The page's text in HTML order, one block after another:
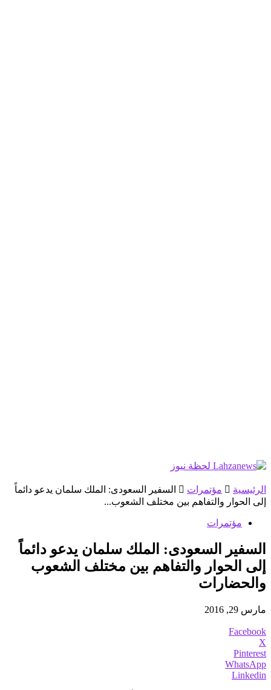
الرئيسية مؤتمرات
السفير السعودى: الملك سلمان يدعو دائماً
إلى الحوار والتفاهم بين مختلف الشعوب...
مؤتمرات
السفير السعودى: الملك سلمان يدعو دائماً
إلى الحوار والتفاهم بين مختلف الشعوب
والحضارات
مارس 29, 2016
Facebook
X
Pinterest
WhatsApp
Linkedin